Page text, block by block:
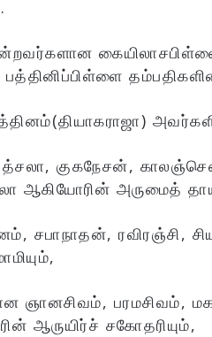
குகநேசன்,
ஆகியோரின் அருமைத்
சபாநாதன், ரவிரஞ்சி,
பரமசிவம்,
ஆருயிர்ச் சகோதரியும்,